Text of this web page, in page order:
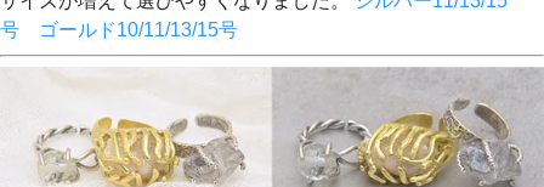
号 ゴールド10/11/13/15号